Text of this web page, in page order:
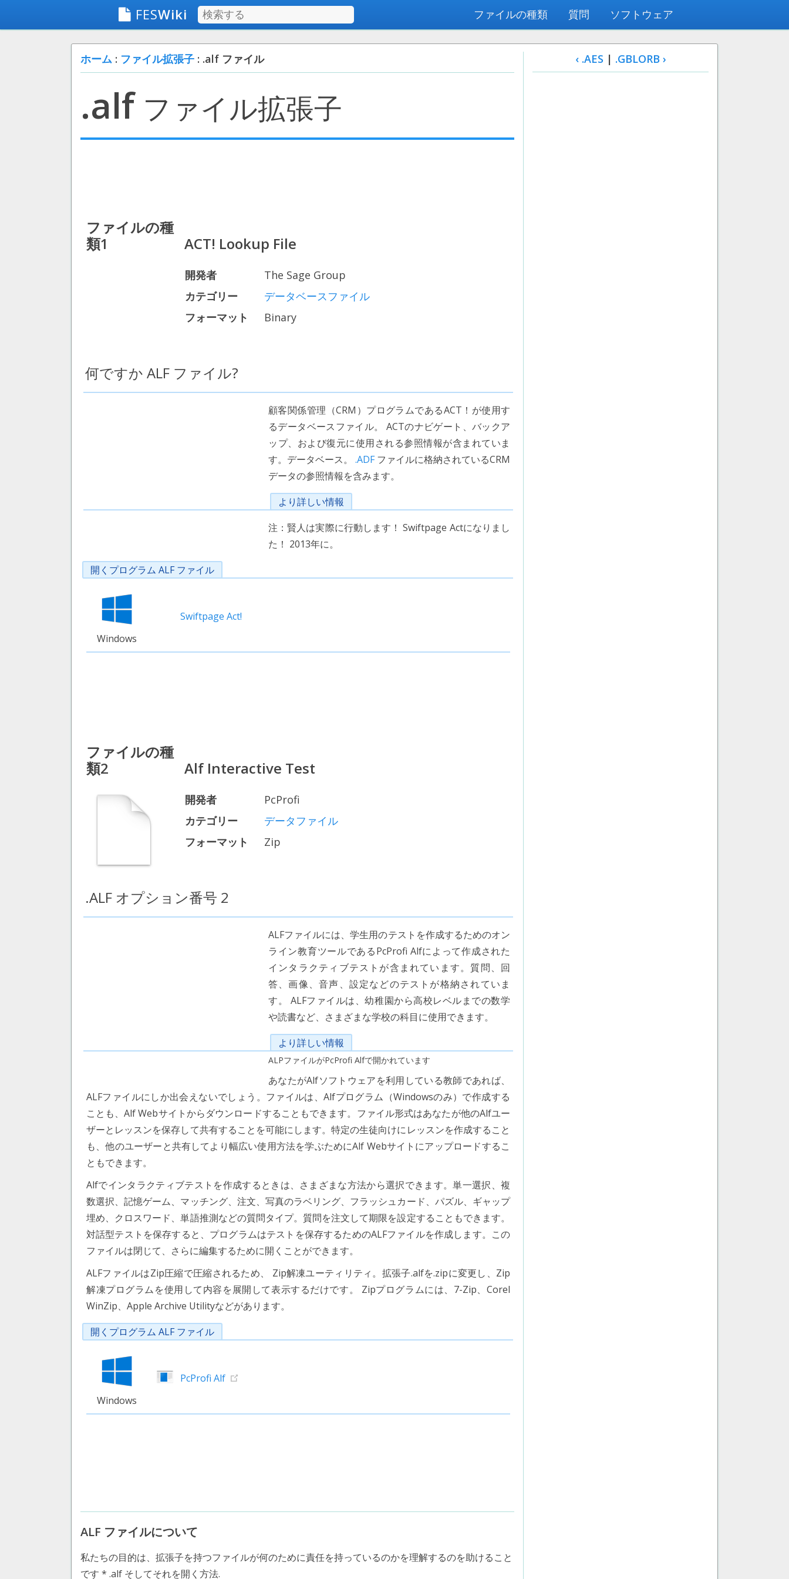
FESWiki ファイルの種類 質問 ソフトウェア
ホーム : ファイル拡張子 : .alf ファイル
.alf ファイル拡張子
ファイルの種
類1
ACT! Lookup File
開発者
The Sage Group
カテゴリー
データベースファイル
フォーマット
Binary
何ですか ALF ファイル?
顧客関係管理（CRM）プログラムであるACT！が使用す
るデータベースファイル。 ACTのナビゲート、バックア
ップ、および復元に使用される参照情報が含まれていま
す。データベース。 .ADFファイルに格納されているCRM
データの参照情報を含みます。
より詳しい情報
注：賢人は実際に行動します！ Swiftpage Actになりまし
た！ 2013年に。
開くプログラム ALF ファイル
Windows
Swiftpage Act!
ファイルの種
類2
Alf Interactive Test
開発者
PcProfi
カテゴリー
データファイル
フォーマット
Zip
.ALF オプション番号 2
ALFファイルには、学生用のテストを作成するためのオン
ライン教育ツールであるPcProfi Alfによって作成された
インタラクティブテストが含まれています。質問、回
答、画像、音声、設定などのテストが格納されていま
す。 ALFファイルは、幼稚園から高校レベルまでの数学
や読書など、さまざまな学校の科目に使用できます。
より詳しい情報
ALPファイルがPcProfi Alfで開かれています
あなたがAlfソフトウェアを利用している教師であれば、
ALFファイルにしか出会えないでしょう。ファイルは、Alfプログラム（Windowsのみ）で作成する
ことも、Alf Webサイトからダウンロードすることもできます。ファイル形式はあなたが他のAlfユー
ザーとレッスンを保存して共有することを可能にします。特定の生徒向けにレッスンを作成すること
も、他のユーザーと共有してより幅広い使用方法を学ぶためにAlf Webサイトにアップロードするこ
ともできます。
Alfでインタラクティブテストを作成するときは、さまざまな方法から選択できます。単一選択、複
数選択、記憶ゲーム、マッチング、注文、写真のラベリング、フラッシュカード、パズル、ギャップ
埋め、クロスワード、単語推測などの質問タイプ。質問を注文して期限を設定することもできます。
対話型テストを保存すると、プログラムはテストを保存するためのALFファイルを作成します。この
ファイルは閉じて、さらに編集するために開くことができます。
ALFファイルはZip圧縮で圧縮されるため、 Zip解凍ユーティリティ。拡張子.alfを.zipに変更し、Zip
解凍プログラムを使用して内容を展開して表示するだけです。 Zipプログラムには、7-Zip、Corel
WinZip、Apple Archive Utilityなどがあります。
開くプログラム ALF ファイル
Windows
PcProfi Alf
ALF ファイルについて
私たちの目的は、拡張子を持つファイルが何のために責任を持っているのかを理解するのを助けること
です * .alf そしてそれを開く方法.
‹ .AES | .GBLORB ›